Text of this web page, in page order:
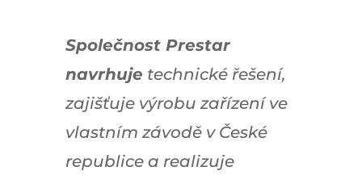
Společnost Prestar
navrhuje technické řešení,
zajišťuje výrobu zařízení ve
vlastním závodě v České
republice a realizuje